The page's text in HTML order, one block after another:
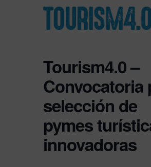
Tourism4.0 –
Convocatoria
selección de
pymes
innovadoras